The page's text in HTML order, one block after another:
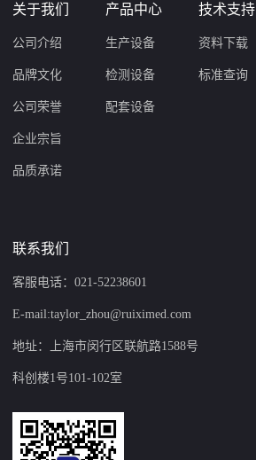
关于我们
公司介绍
品牌文化
公司荣誉
企业宗旨
品质承诺
产品中心
生产设备
检测设备
配套设备
技术支持
资料下载
标准查询
联系我们
客服电话：021-52238601
E-mail:taylor_zhou@ruiximed.com
地址：上海市闵行区联航路1588号
科创楼1号101-102室